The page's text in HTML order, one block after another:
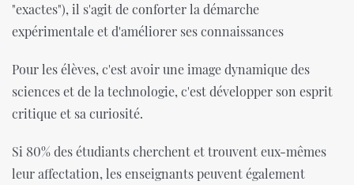
"exactes"), il s'agit de conforter la démarche
expérimentale et d'améliorer ses connaissances
Pour les élèves, c'est avoir une image dynamique des
sciences et de la technologie, c'est développer son esprit
critique et sa curiosité.
Si 80% des étudiants cherchent et trouvent eux-mêmes
leur affectation, les enseignants peuvent également